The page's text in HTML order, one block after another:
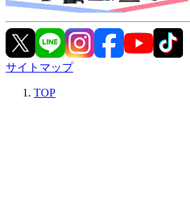
サイトマップ
TOP